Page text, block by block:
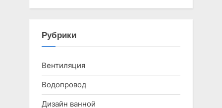
Рубрики
Вентиляция
Водопровод
Дизайн ванной